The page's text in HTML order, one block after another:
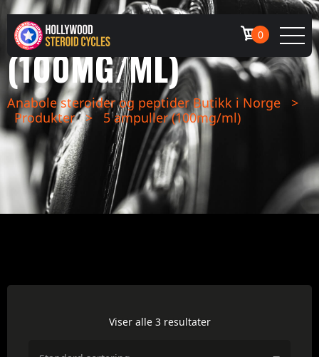
0
5 AMPULLER
(100MG/ML)
Anabole steroider og peptider Butikk i Norge
>
Produkter > 5 ampuller (100mg/ml)
Viser alle 3 resultater